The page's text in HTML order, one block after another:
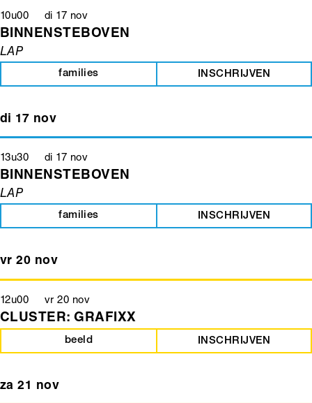
10u00 di 17 nov
BINNENSTEBOVEN
LAP
families INSCHRIJVEN
di 17 nov
13u30 di 17 nov
BINNENSTEBOVEN
LAP
families INSCHRIJVEN
vr 20 nov
12u00 vr 20 nov
CLUSTER: GRAFIXX
beeld INSCHRIJVEN
za 21 nov